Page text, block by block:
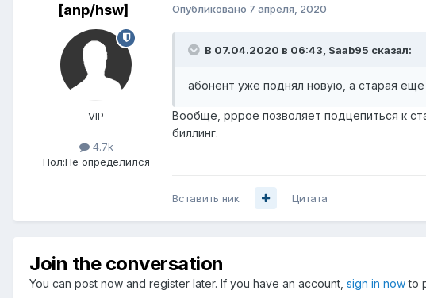
[anp/hsw]
VIP
4.7k
Пол:Не определился
Опубликовано 7 апреля, 2020
В 07.04.2020 в 06:43, Saab95 сказал:
абонент уже поднял новую, а старая
Вообще, pppoe позволяет подцепиться к
биллинг.
Вставить ник Цитата
Join the conversation
You can post now and register later. If you have an account, sign in nowto